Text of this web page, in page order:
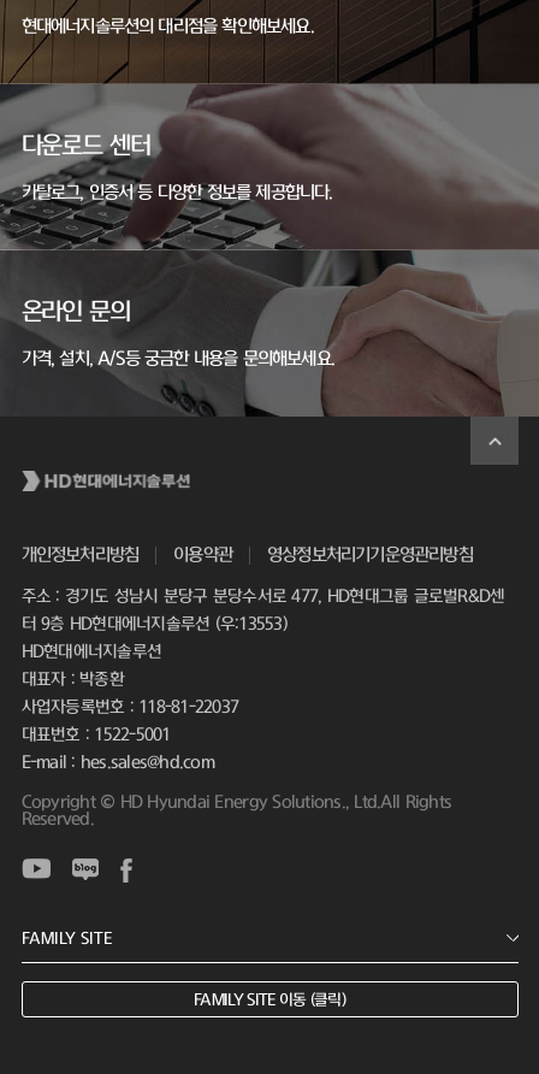
현대에너지솔루션의 대리점을 확인해보세요.
다운로드 센터
카탈로그, 인증서 등 다양한 정보를 제공합니다.
온라인 문의
가격, 설치, A/S등 궁금한 내용을 문의해보세요.
개인정보처리방침 이용약관 영상정보처리기기운영관리방침
주소 : 경기도 성남시 분당구 분당수서로 477, HD현대그룹 글로벌R&D센
터 9층 HD현대에너지솔루션 (우:13553)
HD현대에너지솔루션
대표자 : 박종환
사업자등록번호 : 118-81-22037
대표번호 : 1522-5001
E-mail : hes.sales@hd.com
Copyright © HD Hyundai Energy Solutions., Ltd.All Rights
Reserved.
FAMILY SITE 이동 (클릭)